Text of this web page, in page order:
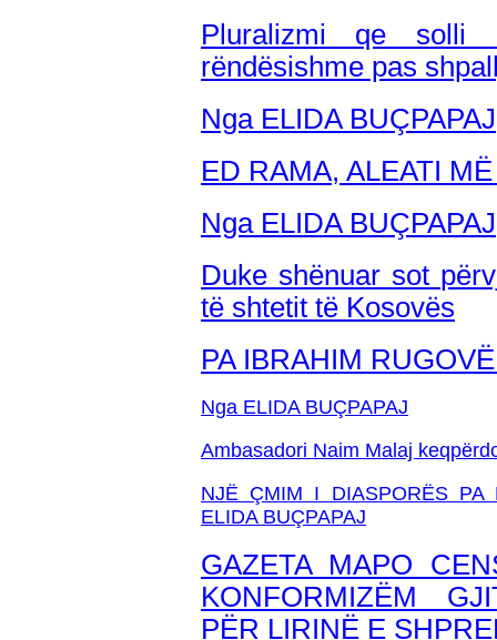
Pluralizmi qe solli
rëndësishme pas
Nga ELIDA BUÇPAPAJ
ED RAMA, ALEATI
Nga ELIDA BUÇPAPAJ
Duke shënuar sot
të shtetit të Kosovës
PA IBRAHIM
Nga ELIDA BUÇPAPAJ
Ambasadori Naim Malaj
NJË ÇMIM I DIASPORËS PA
ELIDA BUÇPAPAJ
GAZETA MAPO
KONFORMIZËM
PËR LIRINË E